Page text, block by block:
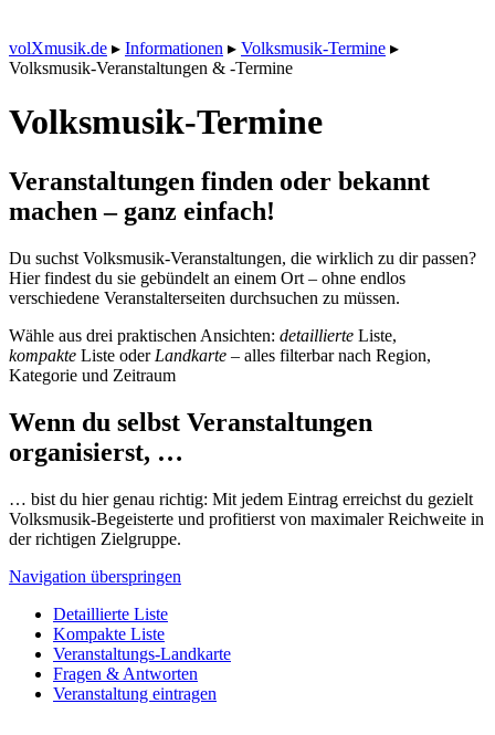
volXmusik.de ▸ Informationen ▸ Volksmusik-Termine ▸
Volksmusik-Veranstaltungen & -Termine
Volksmusik-Termine
Veranstaltungen finden oder bekannt
machen – ganz einfach!
Du suchst Volksmusik-Veranstaltungen, die wirklich zu dir passen?
Hier findest du sie gebündelt an einem Ort – ohne endlos
verschiedene Veranstalterseiten durchsuchen zu müssen.
Wähle aus drei praktischen Ansichten: detaillierte Liste,
kompakte Liste oder Landkarte – alles filterbar nach Region,
Kategorie und Zeitraum
Wenn du selbst Veranstaltungen
organisierst, …
… bist du hier genau richtig: Mit jedem Eintrag erreichst du gezielt
Volksmusik-Begeisterte und profitierst von maximaler Reichweite in
der richtigen Zielgruppe.
Navigation überspringen
Detaillierte Liste
Kompakte Liste
Veranstaltungs-Landkarte
Fragen & Antworten
Veranstaltung eintragen